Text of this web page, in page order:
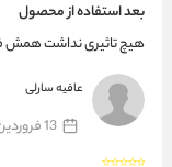
بعد استفاده از محصول
هیچ تاثیری نداشت همش
عافیه سارلی
13 فروردین 1403